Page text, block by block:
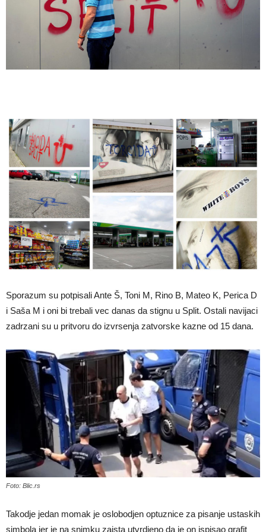
Sporazum su potpisali Ante Š, Toni M, Rino B, Mateo K, Perica D
i Saša M i oni bi trebali vec danas da stignu u Split. Ostali navijaci
zadrzani su u pritvoru do izvrsenja zatvorske kazne od 15 dana.
Foto: Blic.rs
Takodje jedan momak je oslobodjen optuznice za pisanje ustaskih
simbola jer je na snimku zaista utvrdjeno da je on ispisao grafit